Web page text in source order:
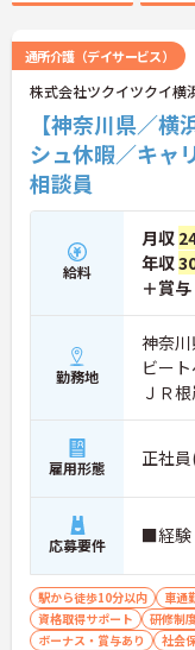
通所介護（デイサービス）
株式会社ツクイツクイ横
【神奈川県／
シュ休暇／キャ
相談員
給料
月収
年収
＋賞与
勤務地
神奈
ビー
ＪＲ
雇用形態 正社
応募要件 ■経験
駅から徒歩10分以内 車通
資格取得サポート
研修制
ボーナス・賞与あり
社会